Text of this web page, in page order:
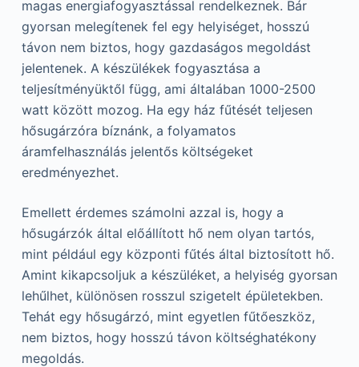
magas energiafogyasztással rendelkeznek. Bár
gyorsan melegítenek fel egy helyiséget, hosszú
távon nem biztos, hogy gazdaságos megoldást
jelentenek. A készülékek fogyasztása a
teljesítményüktől függ, ami általában 1000-2500
watt között mozog. Ha egy ház fűtését teljesen
hősugárzóra bíznánk, a folyamatos
áramfelhasználás jelentős költségeket
eredményezhet.
Emellett érdemes számolni azzal is, hogy a
hősugárzók által előállított hő nem olyan tartós,
mint például egy központi fűtés által biztosított hő.
Amint kikapcsoljuk a készüléket, a helyiség gyorsan
lehűlhet, különösen rosszul szigetelt épületekben.
Tehát egy hősugárzó, mint egyetlen fűtőeszköz,
nem biztos, hogy hosszú távon költséghatékony
megoldás.